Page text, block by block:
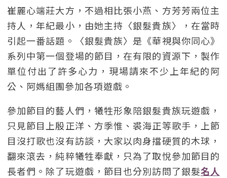
崔麗心端莊大方，不過相比張小燕、方芳芳兩位主
持人，年紀最小，由她主持〈銀髮貴族〉，在當時
引起一番話題。〈銀髮貴族〉是《華視與你同心》
系列中第一個登場的節目，在有限的資源下，製作
單位付出了許多心力，現場請來不少上年紀的阿
公、阿媽組團參加各項遊戲。
參加節目的藝人們，犧牲形象陪銀髮貴族玩遊戲，
只見節目上殷正洋、方季惟、裘海正等歌手，上節
目沒打歌也沒有訪談，大家以肉身擋硬質的木球，
翻來滾去，純粹犧牲奉獻，只為了取悅參加節目的
長者們。除了玩遊戲，節目也分別訪問了銀髮名人